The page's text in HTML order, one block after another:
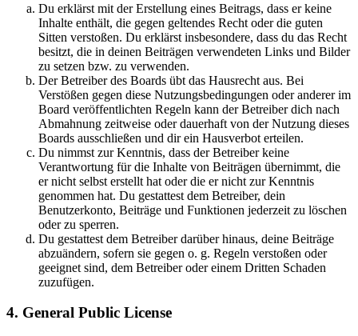
Du erklärst mit der Erstellung eines Beitrags, dass er keine
Inhalte enthält, die gegen geltendes Recht oder die guten
Sitten verstoßen. Du erklärst insbesondere, dass du das Recht
besitzt, die in deinen Beiträgen verwendeten Links und Bilder
zu setzen bzw. zu verwenden.
Der Betreiber des Boards übt das Hausrecht aus. Bei
Verstößen gegen diese Nutzungsbedingungen oder anderer im
Board veröffentlichten Regeln kann der Betreiber dich nach
Abmahnung zeitweise oder dauerhaft von der Nutzung dieses
Boards ausschließen und dir ein Hausverbot erteilen.
Du nimmst zur Kenntnis, dass der Betreiber keine
Verantwortung für die Inhalte von Beiträgen übernimmt, die
er nicht selbst erstellt hat oder die er nicht zur Kenntnis
genommen hat. Du gestattest dem Betreiber, dein
Benutzerkonto, Beiträge und Funktionen jederzeit zu löschen
oder zu sperren.
Du gestattest dem Betreiber darüber hinaus, deine Beiträge
abzuändern, sofern sie gegen o. g. Regeln verstoßen oder
geeignet sind, dem Betreiber oder einem Dritten Schaden
zuzufügen.
4. General Public License